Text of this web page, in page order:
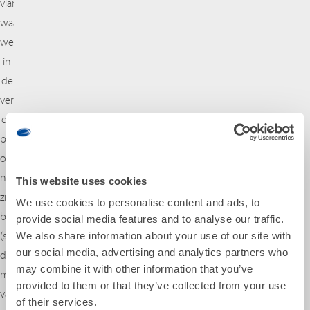
This website uses cookies
We use cookies to personalise content and ads, to
provide social media features and to analyse our traffic.
We also share information about your use of our site with
our social media, advertising and analytics partners who
may combine it with other information that you’ve
provided to them or that they’ve collected from your use
of their services.
vlamvertragers,
waarna
we
in
de
vervolgstap
de
polymeerketens
omzetten
naar
zijn
bouwsteen
(styreen)
door
middel
van